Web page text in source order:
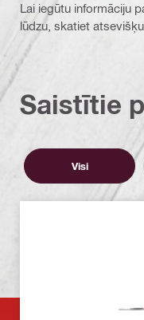
Lai iegūtu informāciju
lūdzu, skatiet
Saistītie
Visi